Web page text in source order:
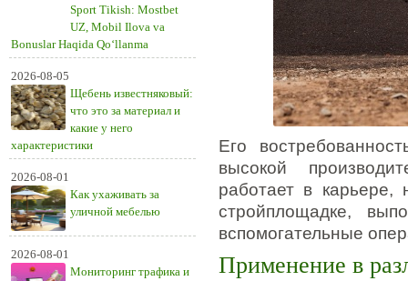
Sport Tikish: Mostbet
UZ, Mobil Ilova va
Bonuslar Haqida Qo‘llanma
2026-08-05
Щебень известняковый:
что это за материал и
какие у него
характеристики
2026-08-01
Как ухаживать за
уличной мебелью
2026-08-01
Мониторинг трафика и
Его
высокой
работает в карьере,
стройплощадке,
вспомогательные
Применение в